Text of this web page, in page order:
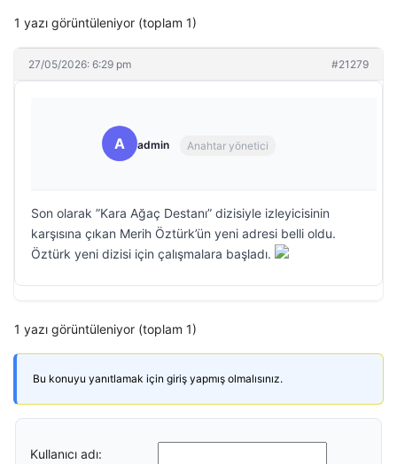
1 yazı görüntüleniyor (toplam 1)
27/05/2026: 6:29 pm #21279
A admin Anahtar yönetici
Son olarak ”Kara Ağaç Destanı” dizisiyle izleyicisinin
karşısına çıkan Merih Öztürk’ün yeni adresi belli oldu.
Öztürk yeni dizisi için çalışmalara başladı.
1 yazı görüntüleniyor (toplam 1)
Bu konuyu yanıtlamak için giriş yapmış olmalısınız.
Kullanıcı adı: